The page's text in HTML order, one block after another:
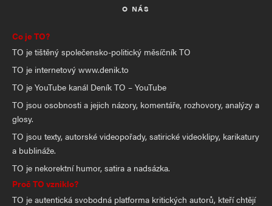
O NÁS
Co je TO?
TO je tištěný společensko-politický měsíčník TO
TO je internetový www.denik.to
TO je YouTube kanál Deník TO – YouTube
TO jsou osobnosti a jejich názory, komentáře, rozhovory, analýzy a
glosy.
TO jsou texty, autorské videopořady, satirické videoklipy, karikatury
a bublináže.
TO je nekorektní humor, satira a nadsázka.
Proč TO vzniklo?
TO je autentická svobodná platforma kritických autorů, kteří chtějí